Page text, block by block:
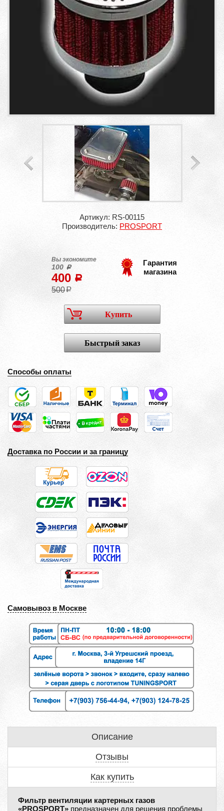
Артикул: RS-00115
Производитель: PROSPORT
Вы экономите
100 a
400 a
500a
Гарантия
магазина
Купить
Быстрый заказ
Способы оплаты
Доставка по России и за границу
Самовывоз в Москве
Описание
Отзывы
Как купить
Фильтр вентиляции картерных газов
«PROSPORT» предназначен для решения проблемы